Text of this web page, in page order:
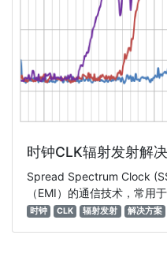
时钟CLK辐射发射解决
Spread Spectrum Clock
（EMI）的通信技术，常用
时钟 CLK 辐射发射 解决方案